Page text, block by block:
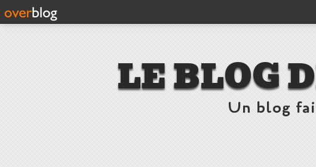
LE BLOG
Un blog